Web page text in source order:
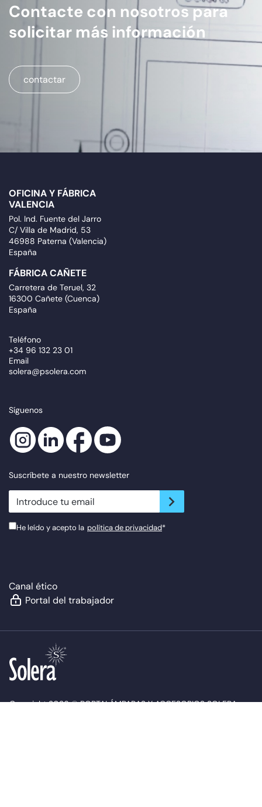
Contacte con nosotros para
solicitar más información
contactar
OFICINA Y FÁBRICA
VALENCIA
Pol. Ind. Fuente del Jarro
C/ Villa de Madrid, 53
46988 Paterna (Valencia)
España
FÁBRICA CAÑETE
Carretera de Teruel, 32
16300 Cañete (Cuenca)
España
Teléfono
+34 96 132 23 01
Email
solera@psolera.com
Síguenos
Suscríbete a nuestro newsletter
newsletter.suscribe
He leído y acepto la política de privacidad*
Canal ético
Portal del trabajador
Copyright 2026 © PORTALÁMPARAS Y ACCESORIOS SOLERA